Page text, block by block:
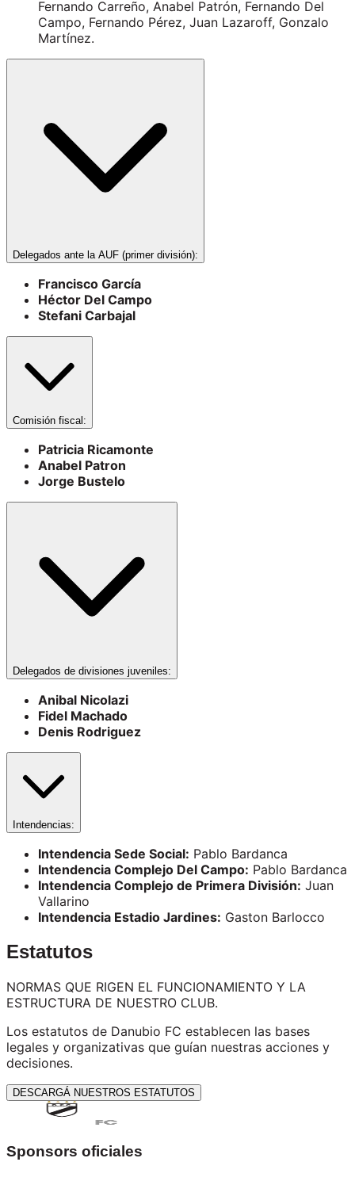
Fernando Carreño, Anabel Patrón, Fernando Del
Campo, Fernando Pérez, Juan Lazaroff, Gonzalo
Martínez.
Delegados ante la AUF (primer división):
Francisco García
Héctor Del Campo
Stefani Carbajal
Comisión fiscal:
Patricia Ricamonte
Anabel Patron
Jorge Bustelo
Delegados de divisiones juveniles:
Anibal Nicolazi
Fidel Machado
Denis Rodriguez
Intendencias:
Intendencia Sede Social: Pablo Bardanca
Intendencia Complejo Del Campo: Pablo Bardanca
Intendencia Complejo de Primera División: Juan
Vallarino
Intendencia Estadio Jardines: Gaston Barlocco
Estatutos
NORMAS QUE RIGEN EL FUNCIONAMIENTO Y LA
ESTRUCTURA DE NUESTRO CLUB.
Los estatutos de Danubio FC establecen las bases
legales y organizativas que guían nuestras acciones y
decisiones.
DESCARGÁ NUESTROS ESTATUTOS
Sponsors oficiales